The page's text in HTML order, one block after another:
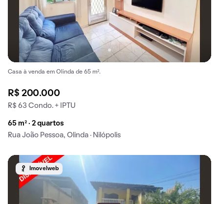
Casa à venda em Olinda de 65 m².
R$ 200.000
R$ 63 Condo. + IPTU
65 m² · 2 quartos
Rua João Pessoa, Olinda · Nilópolis
Imovelweb